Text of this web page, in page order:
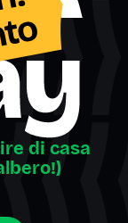
di casa